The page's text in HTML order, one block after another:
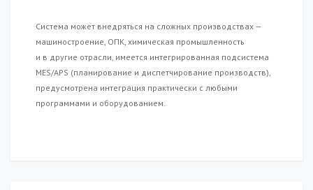
Система может внедряться на сложных производствах —
машиностроение, ОПК, химическая промышленность
и в другие отрасли, имеется интегрированная подсистема
MES/APS (планирование и диспетчирование производств),
предусмотрена интеграция практически с любыми
программами и оборудованием.